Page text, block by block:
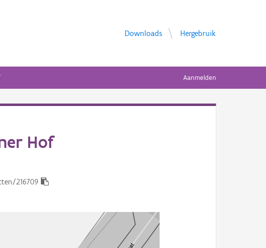
Downloads Hergebruik
Aanmelden
Hof
216709